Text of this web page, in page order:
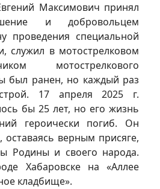
Максимович принял
и добровольцем
проведения специальной
служил в мотострелковом
мотострелкового
был ранен, но каждый раз
17 апреля 2025 г.
бы 25 лет, но его жизнь
героически погиб. Он
верным присяге,
Родины и своего народа.
Хабаровске на «Аллее
кладбище».